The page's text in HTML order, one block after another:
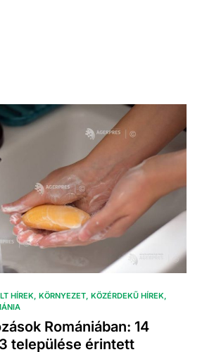
HÍREK KÖRNYEZET KÖZÉRDEKŰ HÍREK
Romániában: 14
települése érintett